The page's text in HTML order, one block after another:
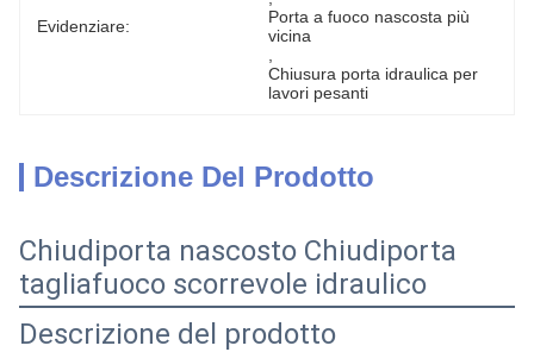
Evidenziare:
Porta a fuoco nascosta più
vicina
Chiusura porta idraulica per
lavori pesanti
Descrizione Del Prodotto
Chiudiporta nascosto Chiudiporta
tagliafuoco scorrevole idraulico
Descrizione del prodotto